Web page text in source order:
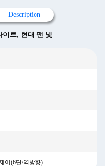
Description
이트, 현대 팬 빛
어(6단/역방향)